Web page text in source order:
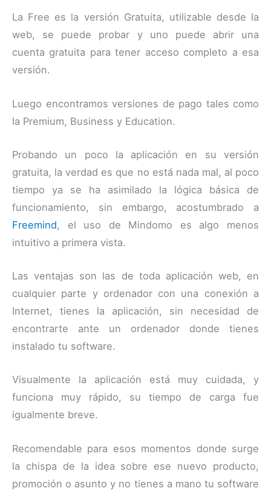
La Free es la versión Gratuita, utilizable desde la
web, se puede probar y uno puede abrir una
cuenta gratuita para tener acceso completo a esa
versión.
Luego encontramos versiones de pago tales como
la Premium, Business y Education.
Probando un poco la aplicación en su versión
gratuita, la verdad es que no está nada mal, al poco
tiempo ya se ha asimilado la lógica básica de
funcionamiento, sin embargo, acostumbrado a
Freemind, el uso de Mindomo es algo menos
intuitivo a primera vista.
Las ventajas son las de toda aplicación web, en
cualquier parte y ordenador con una conexión a
Internet, tienes la aplicación, sin necesidad de
encontrarte ante un ordenador donde tienes
instalado tu software.
Visualmente la aplicación está muy cuidada, y
funciona muy rápido, su tiempo de carga fue
igualmente breve.
Recomendable para esos momentos donde surge
la chispa de la idea sobre ese nuevo producto,
promoción o asunto y no tienes a mano tu software